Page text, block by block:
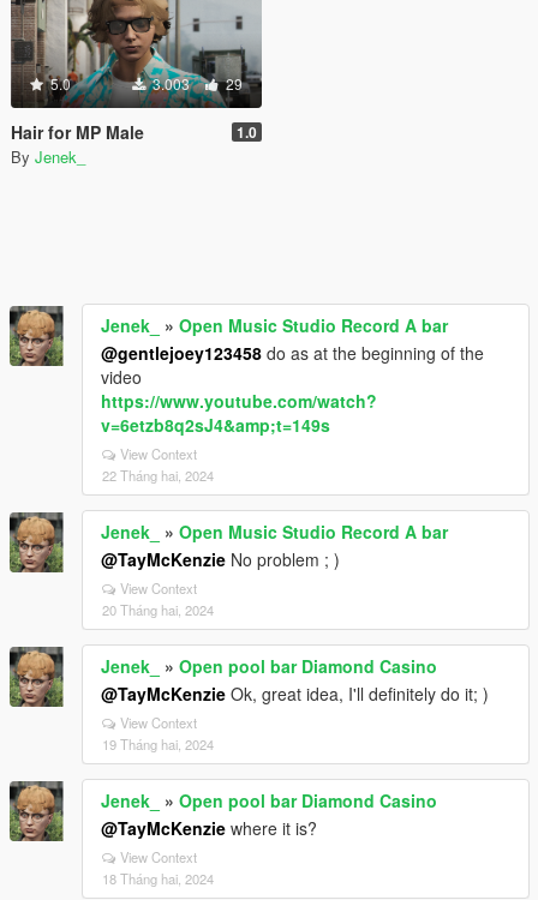
5.0 3.003 29
Hair for MP Male 1.0
By Jenek_
Jenek_ » Open Music Studio Record A bar
@gentlejoey123458 do as at the beginning of the
video
https://www.youtube.com/watch?
v=6etzb8q2sJ4&amp;t=149s
View Context
22 Tháng hai, 2024
Jenek_ » Open Music Studio Record A bar
@TayMcKenzie No problem ; )
View Context
20 Tháng hai, 2024
Jenek_ » Open pool bar Diamond Casino
@TayMcKenzie Ok, great idea, I'll definitely do it; )
View Context
19 Tháng hai, 2024
Jenek_ » Open pool bar Diamond Casino
@TayMcKenzie where it is?
View Context
18 Tháng hai, 2024